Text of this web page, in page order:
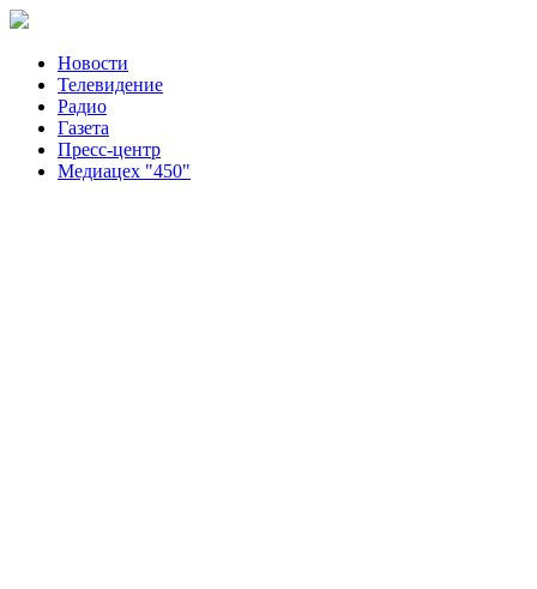
Новости
Телевидение
Радио
Газета
Пресс-центр
Медиацех "450"